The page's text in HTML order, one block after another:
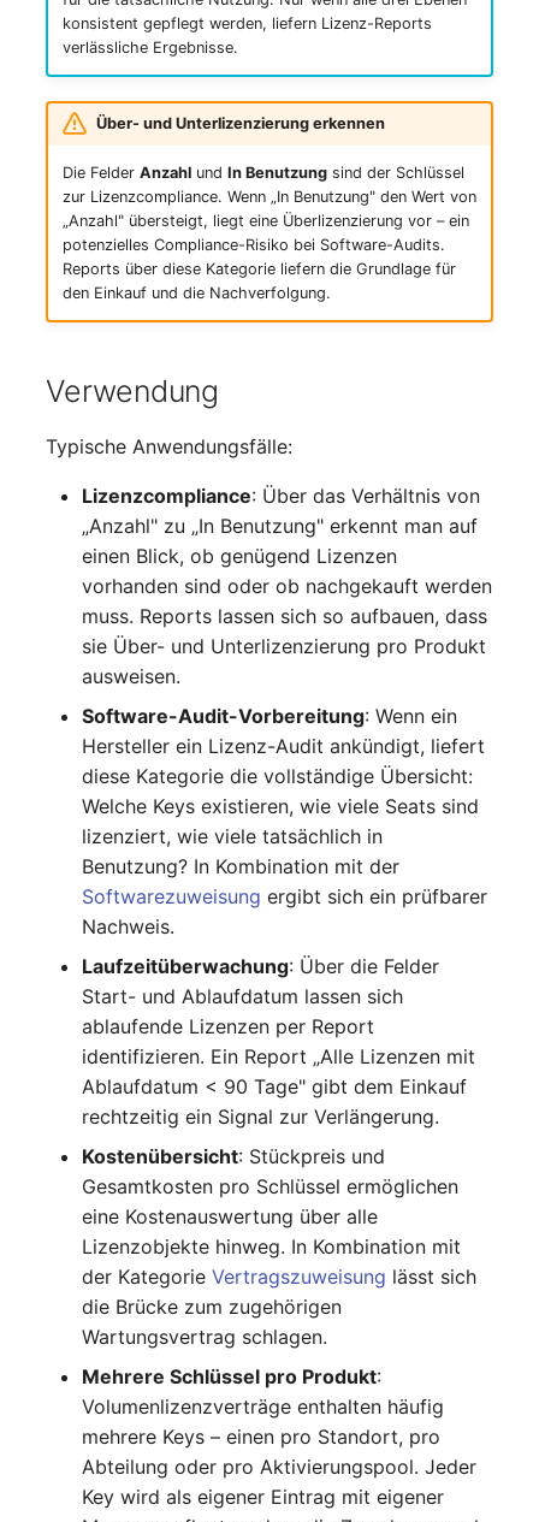
Release Notes 22
Release Notes 1.18
Release Notes 1.17
Release Notes 1.16
Release Notes 1.14
Release Notes 1.11
Release Notes 1.10
Release Notes 1.9
Release Notes 1.7
Changelog 22
Changelog 20
Changelogs 1.19.x
Changelogs 1.18.x
Changelogs 1.17.x
Changelogs 1.14.x
Changelogs 1.13.x
Changelogs 1.12.x
Changelogs 1.10.x
Changelogs 1.9.x
Changelogs 1.8.x
Changelogs 1.7.x
Changelogs 1.6.x
Changelogs 1.5.x
changelog-aeltere-
versionen
Felder (API-Referenz)
API-Beispiele
Eintrag erstellen
Einträge lesen
Eintrag aktualisieren
FC-Switch
Gebäude
Kabel
Kabeltrasse
Klimaanlage
Client
Konverter
Kryptokarte
KVM-Switch
Layer-2-Netz
Layer-3-Netz
Leerrohr
Leitungsnetz
Lizenzen
Middleware
Mobiltelefon
Monitor
Netzbereich
Netzersatzanlage
Notfallplan
Objektgruppe
Organisation
Patchfeld
IP Address Management
(IPAM)
Kabel-Patches und -wege
Komplexe Reports
Passwörter verwalten
Prod→Test Datenbank-
Synchronisation
Standort-basierte
Benutzerrechte
Standorte
Switch Stacking
Variable Reports
VM provisionieren
(veraltet)
Maintenance
Nagios
OCS Inventory NG
Relocate-CI
Replacement
VIVA2 (IT-
Grundschutz)
Workflow
Signal-Slot System
DIY Daten-Import
Dashboard Widget
programmieren
konsistent gepflegt werden, liefern Lizenz-Reports
verlässliche Ergebnisse.
Über- und Unterlizenzierung erkennen
Die Felder Anzahlund In Benutzungsind der Schlüssel
zur Lizenzcompliance. Wenn „In Benutzung" den Wert von
„Anzahl" übersteigt, liegt eine Überlizenzierung vor – ein
potenzielles Compliance-Risiko bei Software-Audits.
Reports über diese Kategorie liefern die Grundlage für
den Einkauf und die Nachverfolgung.
Verwendung
Typische Anwendungsfälle:
Lizenzcompliance: Über das Verhältnis von
„Anzahl" zu „In Benutzung" erkennt man auf
einen Blick, ob genügend Lizenzen
vorhanden sind oder ob nachgekauft werden
muss. Reports lassen sich so aufbauen, dass
sie Über- und Unterlizenzierung pro Produkt
ausweisen.
Software-Audit-Vorbereitung: Wenn ein
Hersteller ein Lizenz-Audit ankündigt, liefert
diese Kategorie die vollständige Übersicht:
Welche Keys existieren, wie viele Seats sind
lizenziert, wie viele tatsächlich in
Benutzung? In Kombination mit der
Softwarezuweisung ergibt sich ein prüfbarer
Nachweis.
Laufzeitüberwachung: Über die Felder
Start- und Ablaufdatum lassen sich
ablaufende Lizenzen per Report
identifizieren. Ein Report „Alle Lizenzen mit
Ablaufdatum < 90 Tage" gibt dem Einkauf
rechtzeitig ein Signal zur Verlängerung.
Kostenübersicht: Stückpreis und
Gesamtkosten pro Schlüssel ermöglichen
eine Kostenauswertung über alle
Lizenzobjekte hinweg. In Kombination mit
der KategorieVertragszuweisung lässt sich
die Brücke zum zugehörigen
Wartungsvertrag schlagen.
Mehrere Schlüssel pro Produkt:
Volumenlizenzverträge enthalten häufig
mehrere Keys – einen pro Standort, pro
Abteilung oder pro Aktivierungspool. Jeder
Key wird als eigener Eintrag mit eigener